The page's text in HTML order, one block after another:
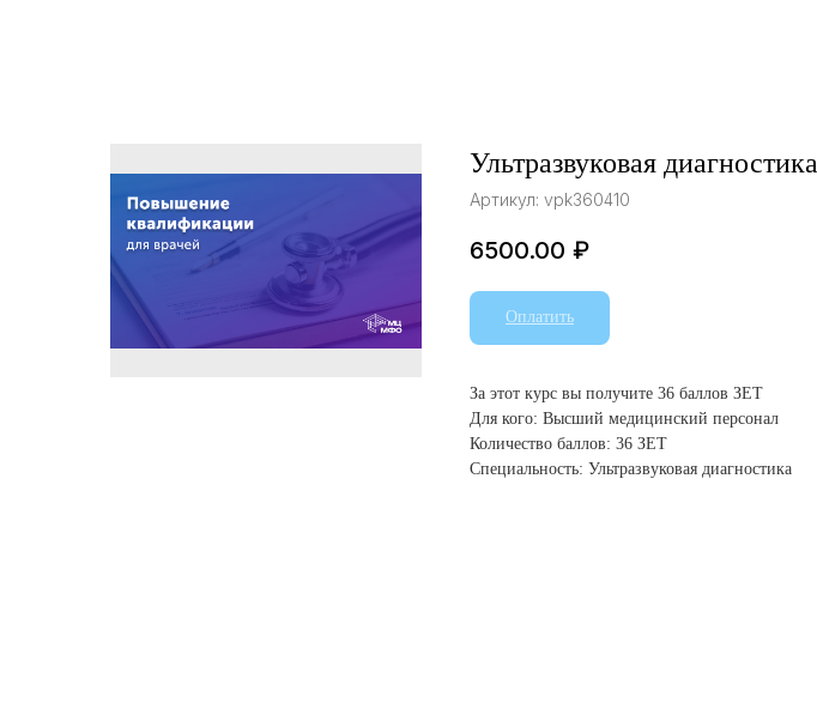
Ультразвуковая диагностика
Артикул: vpk360410
6500.00 ₽
Оплатить
За этот курс вы получите 36 баллов ЗЕТ
Для кого: Высший медицинский персонал
Количество баллов: 36 ЗЕТ
Специальность: Ультразвуковая диагностика